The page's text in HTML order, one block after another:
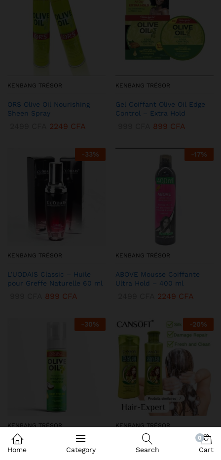
KENBANG TRÉSOR
ORS Olive Oil Nourishing
Sheen Spray
2249 CFA
KENBANG TRÉSOR
Gel Coiffant Olive Oil Edge
Control – Extra Hold
899 CFA
-33%
KENBANG TRÉSOR
L’UODAIS Classic – Huile
pour Greffe Naturelle 60 ml
899 CFA
-17%
KENBANG TRÉSOR
ABOVE Mousse Coiffante
Ultra Hold – 400 ml
2249 CFA
-30%
KENBANG TRÉSOR
DEQROY Olive Oil Mousse
Coiffante – Hold & Shine
-20%
KENBANG TRÉSOR
Duo CANSoft Shampooing &
Après-shampooing à l’Huile
Home Category Search
0
Cart